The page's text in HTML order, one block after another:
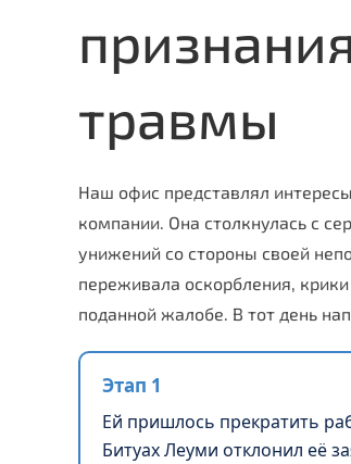
травмы
Наш офис представлял
компании. Она столкнулась с
унижений со стороны своей
переживала оскорбления,
поданной жалобе. В тот день
Этап 1
Ей пришлось прекратить
Битуах Леуми отклонил её